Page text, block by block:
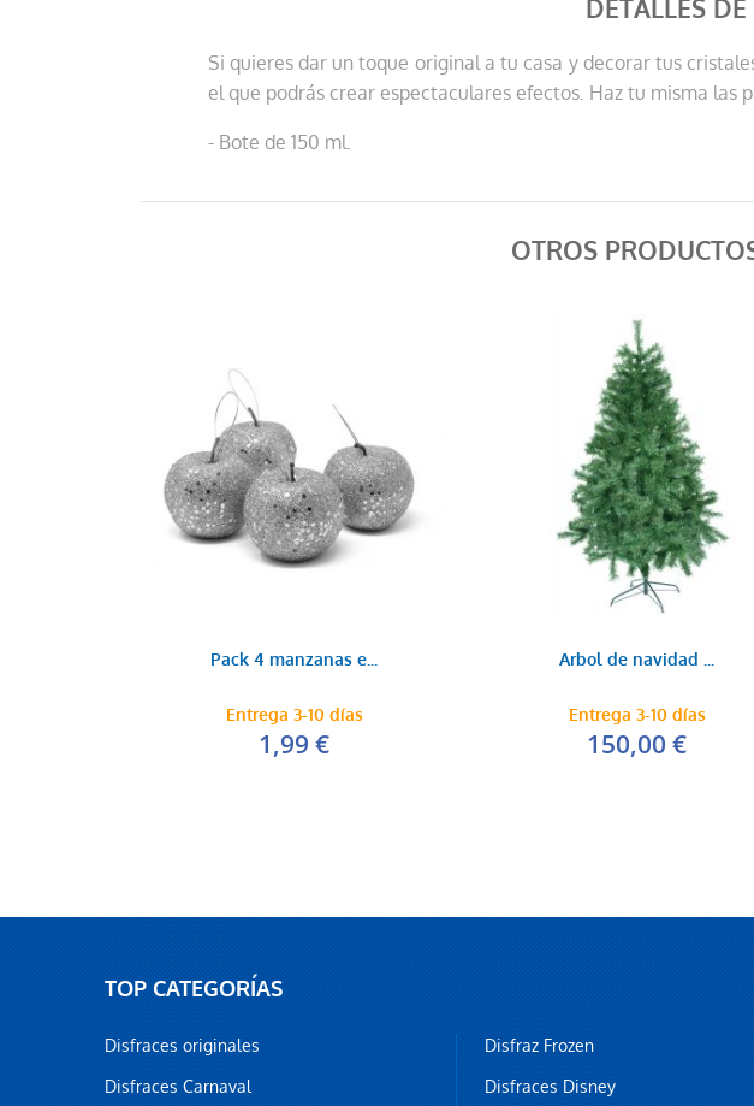
DETALLES
Si quieres dar un toque original a tu casa y decorar tus
el que podrás crear espectaculares efectos. Haz tu misma las
- Bote de 150 ml.
OTROS
Pack 4 manzanas e...
Entrega 3-10 días
1,99 €
Arbol de navidad ...
Entrega 3-10 días
150,00 €
TOP CATEGORÍAS
Disfraces originales
Disfraces Carnaval
Disfraz Frozen
Disfraces Disney